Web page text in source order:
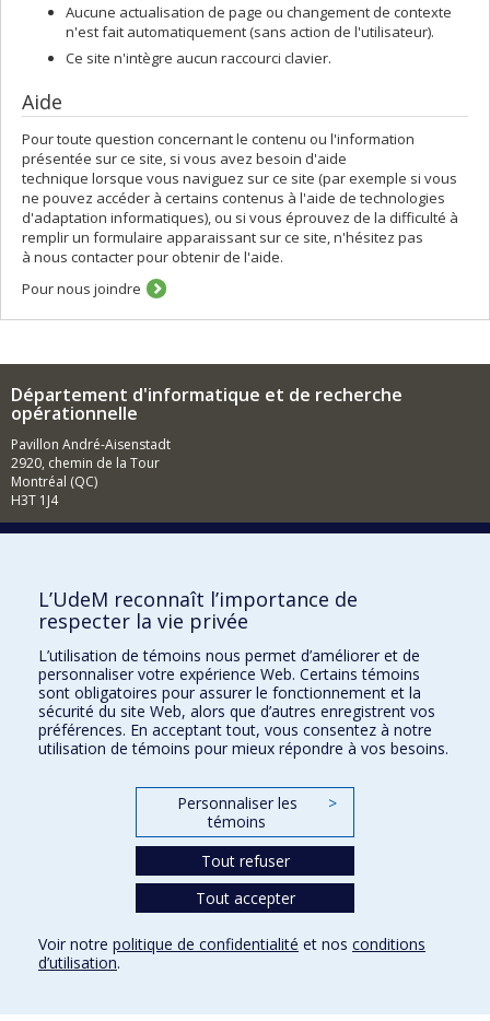
Aucune actualisation de page ou changement de contexte
n'est fait automatiquement (sans action de l'utilisateur).
Ce site n'intègre aucun raccourci clavier.
Aide
Pour toute question concernant le contenu ou l'information
présentée sur ce site, si vous avez besoin d'aide
technique lorsque vous naviguez sur ce site (par exemple si vous
ne pouvez accéder à certains contenus à l'aide de technologies
d'adaptation informatiques), ou si vous éprouvez de la difficulté à
remplir un formulaire apparaissant sur ce site, n'hésitez pas
à nous contacter pour obtenir de l'aide.
Pour nous joindre
Département d'informatique et de recherche
opérationnelle
Pavillon André-Aisenstadt
2920, chemin de la Tour
Montréal (QC)
H3T 1J4
514 343-6602
Nouvelles
Activités
Comment soutenir le Département?
BESOIN D'AIDE?
Plan du site
FACULTÉ DES ARTS ET DES SCIENCES
Nos départements et écoles
L’UdeM reconnaît l’importance de
respecter la vie privée
L’utilisation de témoins nous permet d’améliorer et de
personnaliser votre expérience Web. Certains témoins
sont obligatoires pour assurer le fonctionnement et la
sécurité du site Web, alors que d’autres enregistrent vos
préférences. En acceptant tout, vous consentez à notre
utilisation de témoins pour mieux répondre à vos besoins.
Personnaliser les
témoins
>
Tout refuser
Tout accepter
Voir notre politique de confidentialité et nos conditions
d’utilisation.